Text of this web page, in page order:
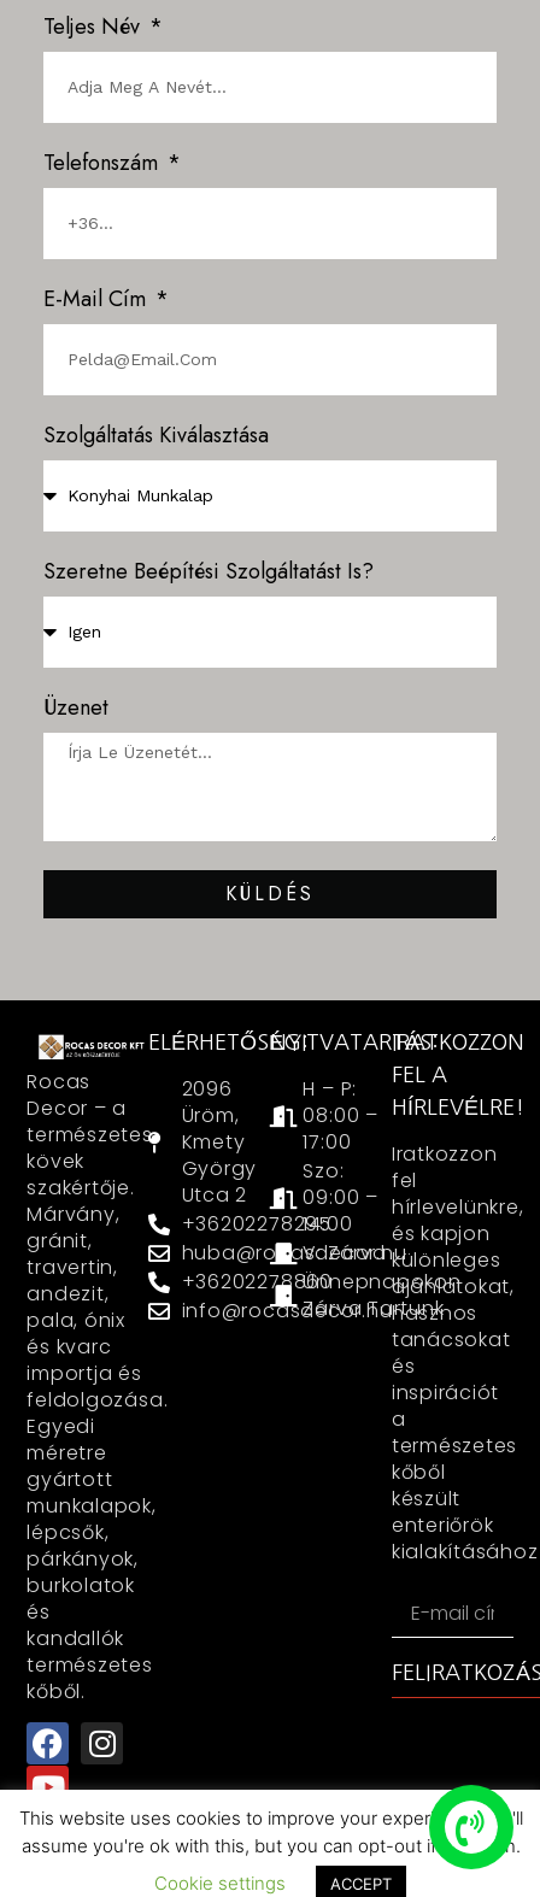
Teljes Név
Telefonszám
E-Mail Cím
Szolgáltatás Kiválasztása
Szeretne Beépítési Szolgáltatást Is?
Üzenet
KÜLDÉS
Rocas
Decor – a
természetes
kövek
szakértője.
Márvány,
gránit,
travertin,
andezit,
pala, ónix
és kvarc
importja és
feldolgozása.
Egyedi
méretre
gyártott
munkalapok,
lépcsők,
párkányok,
burkolatok
és
kandallók
természetes
kőből.
ELÉRHETŐSÉG:
2096
Üröm,
Kmety
György
Utca 2
+36202278295
huba@rocasdecor.hu
+36202278860
info@rocasdecor.hu
NYITVATARTÁS:
H – P:
08:00 –
17:00
Szo:
09:00 –
14:00
V: Zárva
Ünnepnapokon
Zárva Tartunk
IRATKOZZON
FEL A
HÍRLEVÉLRE!
Iratkozzon
fel
hírlevelünkre,
és kapjon
különleges
ajánlatokat,
hasznos
tanácsokat
és
inspirációt
a
természetes
kőből
készült
enteriőrök
kialakításához
All rights reserved+RocasDecorKFT+2025
This website uses cookies to improve your experience. We'll
assume you're ok with this, but you can opt-out if you wish.
Cookie settings
ACCEPT